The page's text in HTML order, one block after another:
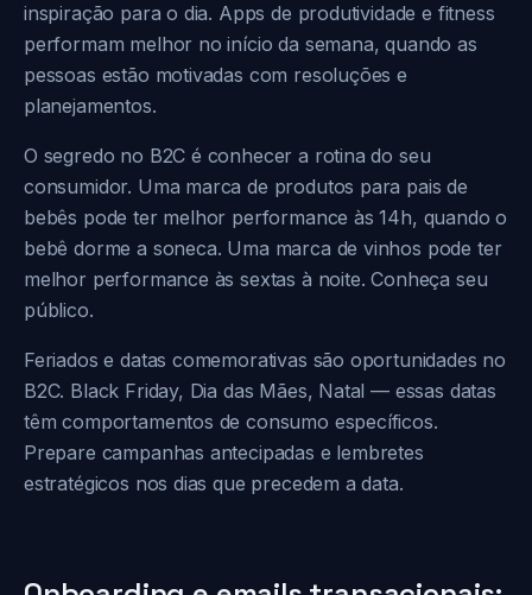
inspiração para o dia. Apps de produtividade e fitness
performam melhor no início da semana, quando as
pessoas estão motivadas com resoluções e
planejamentos.
O segredo no B2C é conhecer a rotina do seu
consumidor. Uma marca de produtos para pais de
bebês pode ter melhor performance às 14h, quando o
bebê dorme a soneca. Uma marca de vinhos pode ter
melhor performance às sextas à noite. Conheça seu
público.
Feriados e datas comemorativas são oportunidades no
B2C. Black Friday, Dia das Mães, Natal — essas datas
têm comportamentos de consumo específicos.
Prepare campanhas antecipadas e lembretes
estratégicos nos dias que precedem a data.